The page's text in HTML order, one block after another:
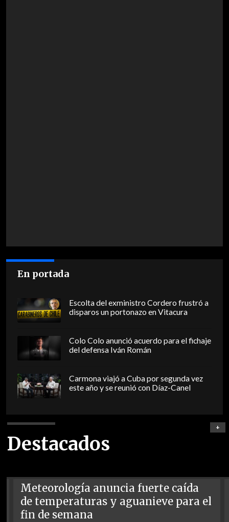
En portada
Escolta del exministro Cordero frustró a
disparos un portonazo en Vitacura
Colo Colo anunció acuerdo para el fichaje
del defensa Iván Román
Carmona viajó a Cuba por segunda vez
este año y se reunió con Díaz-Canel
Destacados
+
Meteorología anuncia fuerte caída
de temperaturas y aguanieve para el
fin de semana